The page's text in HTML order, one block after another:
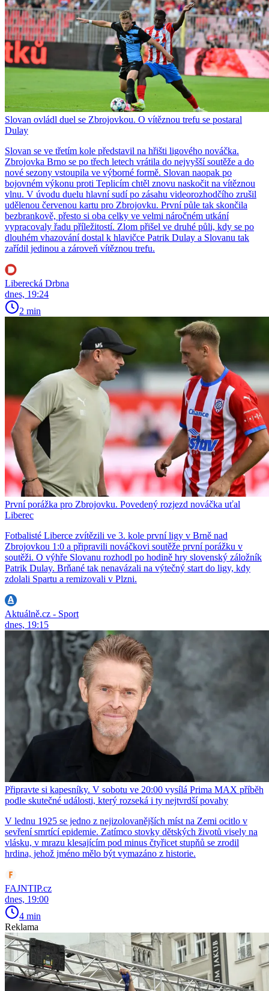
Slovan ovládl duel se Zbrojovkou. O vítěznou trefu se postaral
Dulay
Slovan se ve třetím kole představil na hřišti ligového nováčka.
Zbrojovka Brno se po třech letech vrátila do nejvyšší soutěže a do
nové sezony vstoupila ve výborné formě. Slovan naopak po
bojovném výkonu proti Teplicím chtěl znovu naskočit na vítěznou
vlnu. V úvodu duelu hlavní sudí po zásahu videorozhodčího zrušil
udělenou červenou kartu pro Zbrojovku. První půle tak skončila
bezbrankově, přesto si oba celky ve velmi náročném utkání
vypracovaly řadu příležitostí. Zlom přišel ve druhé půli, kdy se po
dlouhém vhazování dostal k hlavičce Patrik Dulay a Slovanu tak
zařídil jedinou a zároveň vítěznou trefu.
Liberecká Drbna
dnes, 19:24
2 min
První porážka pro Zbrojovku. Povedený rozjezd nováčka uťal
Liberec
Fotbalisté Liberce zvítězili ve 3. kole první ligy v Brně nad
Zbrojovkou 1:0 a připravili nováčkovi soutěže první porážku v
soutěži. O výhře Slovanu rozhodl po hodině hry slovenský záložník
Patrik Dulay. Brňané tak nenavázali na výtečný start do ligy, kdy
zdolali Spartu a remizovali v Plzni.
Aktuálně.cz - Sport
dnes, 19:15
Připravte si kapesníky. V sobotu ve 20:00 vysílá Prima MAX příběh
podle skutečné události, který rozseká i ty nejtvrdší povahy
V lednu 1925 se jedno z nejizolovanějších míst na Zemi ocitlo v
sevření smrtící epidemie. Zatímco stovky dětských životů visely na
vlásku, v mrazu klesajícím pod minus čtyřicet stupňů se zrodil
hrdina, jehož jméno mělo být vymazáno z historie.
FAJNTIP.cz
dnes, 19:00
4 min
Reklama